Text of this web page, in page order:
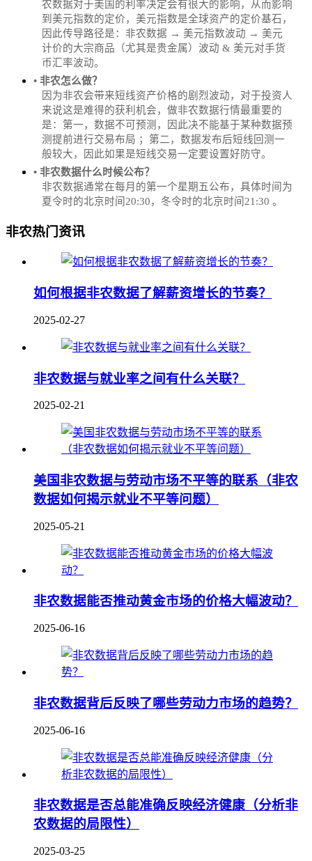
农数据对于美国的利率决定会有很大的影响，从而影响
到美元指数的定价，美元指数是全球资产的定价基石，
因此传导路径是：非农数据 → 美元指数波动 → 美元
计价的大宗商品（尤其是贵金属）波动 & 美元对手货
币汇率波动。
• 非农怎么做？
因为非农会带来短线资产价格的剧烈波动，对于投资人
来说这是难得的获利机会，做非农数据行情最重要的
是：第一，数据不可预测，因此决不能基于某种数据预
测提前进行交易布局 ；第二，数据发布后短线回测一
般较大，因此如果是短线交易一定要设置好防守。
• 非农数据什么时候公布？
‌非农数据通常在每月的第一个星期五公布，具体时间为
夏令时的北京时间20:30，冬令时的北京时间21:30‌‌ 。
非农热门资讯
如何根据非农数据了解薪资增长的节奏？
2025-02-27
非农数据与就业率之间有什么关联？
2025-02-21
美国非农数据与劳动市场不平等的联系（非农
数据如何揭示就业不平等问题）
2025-05-21
非农数据能否推动黄金市场的价格大幅波动？
2025-06-16
非农数据背后反映了哪些劳动力市场的趋势？
2025-06-16
非农数据是否总能准确反映经济健康（分析非
农数据的局限性）
2025-03-25